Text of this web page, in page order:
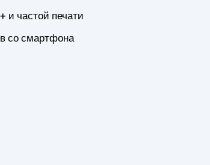
и частой печати
со смартфона